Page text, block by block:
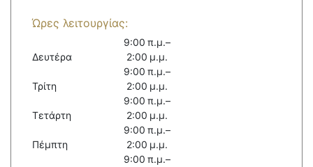
Ώρες λειτουργίας:
Δευτέρα
9:00 π.μ.–
2:00 μ.μ.
Τρίτη
9:00 π.μ.–
2:00 μ.μ.
Τετάρτη
9:00 π.μ.–
2:00 μ.μ.
Πέμπτη
9:00 π.μ.–
2:00 μ.μ.
9:00 π.μ.–